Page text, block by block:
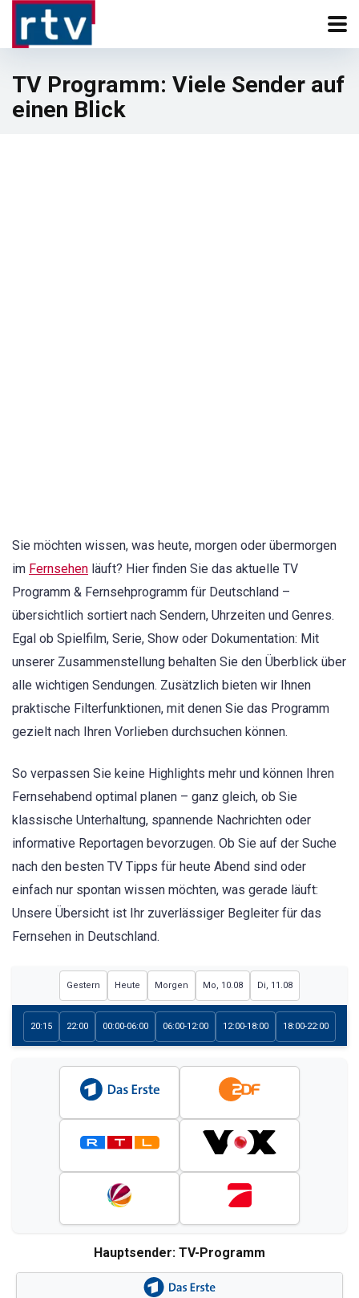
TV Programm: Viele Sender auf
einen Blick
Sie möchten wissen, was heute, morgen oder übermorgen
im Fernsehen läuft? Hier finden Sie das aktuelle TV
Programm & Fernsehprogramm für Deutschland –
übersichtlich sortiert nach Sendern, Uhrzeiten und Genres.
Egal ob Spielfilm, Serie, Show oder Dokumentation: Mit
unserer Zusammenstellung behalten Sie den Überblick über
alle wichtigen Sendungen. Zusätzlich bieten wir Ihnen
praktische Filterfunktionen, mit denen Sie das Programm
gezielt nach Ihren Vorlieben durchsuchen können.
So verpassen Sie keine Highlights mehr und können Ihren
Fernsehabend optimal planen – ganz gleich, ob Sie
klassische Unterhaltung, spannende Nachrichten oder
informative Reportagen bevorzugen. Ob Sie auf der Suche
nach den besten TV Tipps für heute Abend sind oder
einfach nur spontan wissen möchten, was gerade läuft:
Unsere Übersicht ist Ihr zuverlässiger Begleiter für das
Fernsehen in Deutschland.
Gestern Heute Morgen Mo, 10.08 Di, 11.08
20:15 22:00 00:00-06:00 06:00-12:00 12:00-18:00 18:00-22:00
Hauptsender: TV-Programm